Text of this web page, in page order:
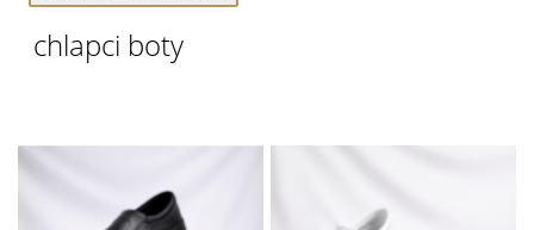
chlapci boty